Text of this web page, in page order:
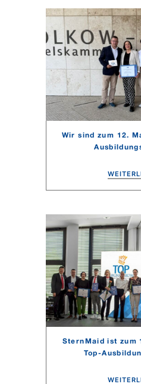
Wir sind zum 12.
SternMaid ist zum
Top-